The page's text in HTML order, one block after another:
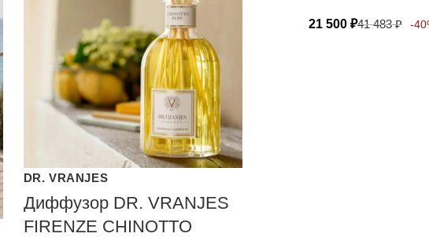
DR. VRANJES
Диффузор DR. VRANJES
FIRENZE CHINOTTO
21 500₽41 483₽ -